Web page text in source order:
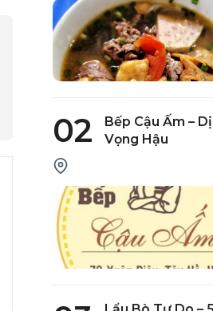
02
Bếp Cậu Ấm –
Vọng Hậu